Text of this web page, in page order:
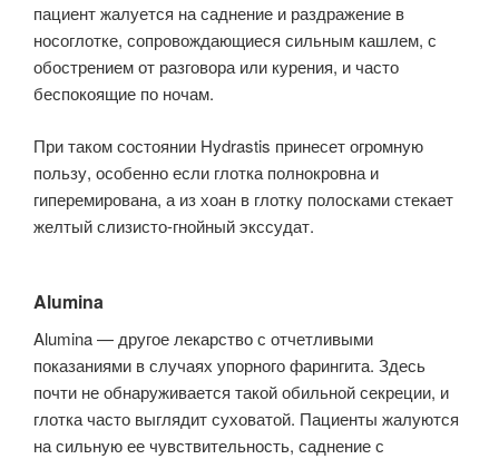
пациент жалуется на саднение и раздражение в
носоглотке, сопровождающиеся сильным кашлем, с
обострением от разго­вора или курения, и часто
беспокоящие по ночам.
При таком состоянии Hydrastis принесет огромную
пользу, особенно если глотка полнокровна и
гиперемирована, а из хоан в глотку полосками стекает
желтый слизисто-гнойный экссудат.
Alumina
Alumina — другое лекарство с отчетливыми
показаниями в случаях упорного фарингита. Здесь
почти не обнаруживается такой обильной секреции, и
глот­ка часто выглядит суховатой. Пациенты жалуются
на сильную ее чувстви­тельность, саднение с